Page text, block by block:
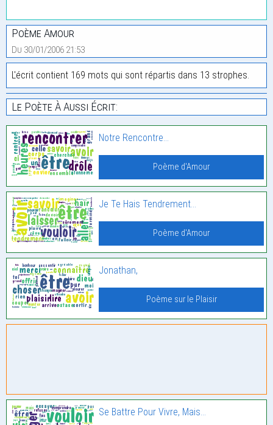
Poème Amour
Du 30/01/2006 21:53
L'écrit contient 169 mots qui sont répartis dans 13 strophes.
Le Poète À Aussi Écrit:
Notre Rencontre…
Poème d'Amour
Je Te Hais Tendrement…
Poème d'Amour
Jonathan,
Poème sur le Plaisir
Se Battre Pour Vivre, Mais…